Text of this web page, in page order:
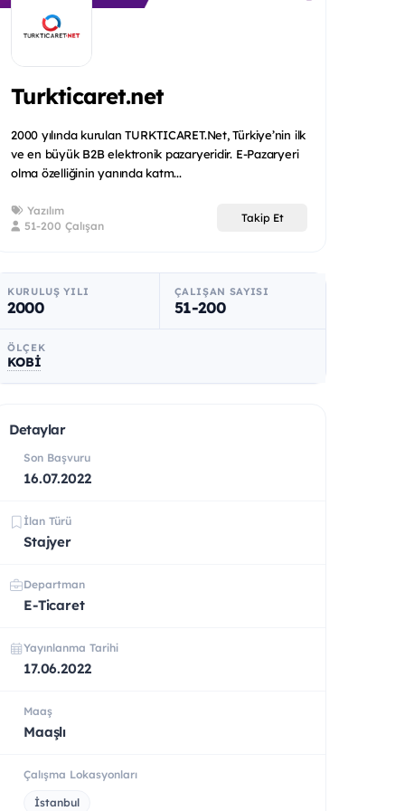
Turkticaret.net
2000 yılında kurulan TURKTICARET.Net, Türkiye’nin ilk
ve en büyük B2B elektronik pazaryeridir. E-Pazaryeri
olma özelliğinin yanında katm...
Yazılım
51-200 Çalışan
Takip Et
KURULUŞ YILI
2000
ÇALIŞAN SAYISI
51-200
ÖLÇEK
KOBİ
Detaylar
Son Başvuru
16.07.2022
İlan Türü
Stajyer
Departman
E-Ticaret
Yayınlanma Tarihi
17.06.2022
Maaş
Maaşlı
Çalışma Lokasyonları
İstanbul